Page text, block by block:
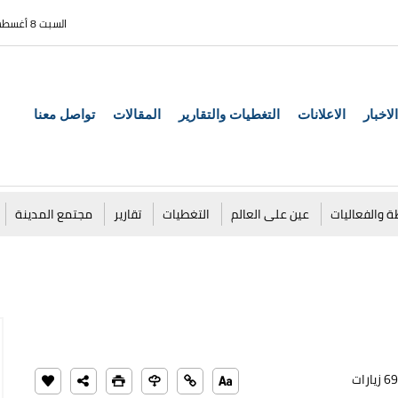
السبت 8 أغسطس 2026
الاخبار الاعلانات التغطيات والتقارير المقالات تواصل معنا
والفعاليات عين على العالم التغطيات تقارير مجتمع المدينة